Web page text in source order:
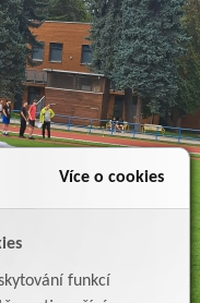
Více o cookies
funkcí